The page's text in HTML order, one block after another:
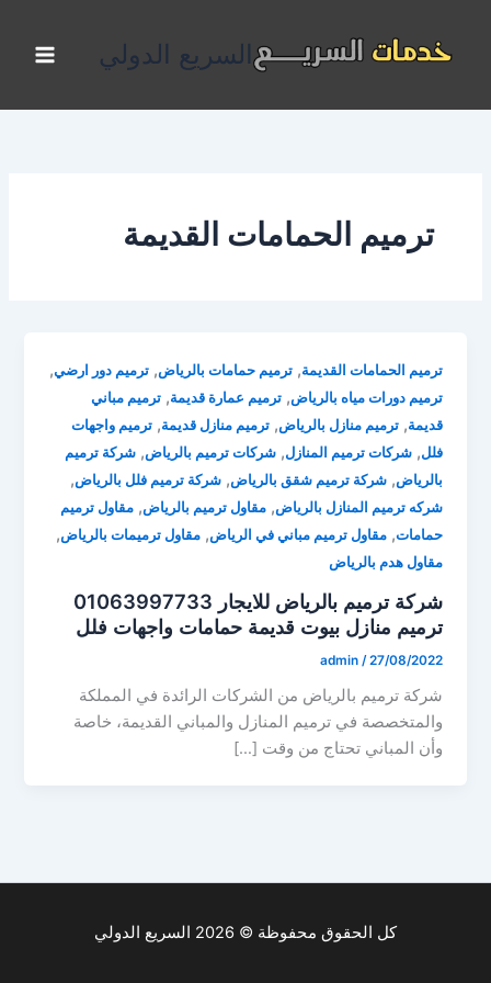
المحتوى
السريع الدولي
ترميم الحمامات القديمة
ترميم الحمامات القديمة,ترميم حمامات بالرياض,ترميم دور ارضي,
ترميم دورات مياه بالرياض,ترميم عمارة قديمة,ترميم مباني
قديمة,ترميم منازل بالرياض,ترميم منازل قديمة,ترميم واجهات
فلل,شركات ترميم المنازل,شركات ترميم بالرياض,شركة ترميم
بالرياض,شركة ترميم شقق بالرياض,شركة ترميم فلل بالرياض,
شركه ترميم المنازل بالرياض,مقاول ترميم بالرياض,مقاول ترميم
حمامات,مقاول ترميم مباني في الرياض,مقاول ترميمات بالرياض,
مقاول هدم بالرياض
شركة ترميم بالرياض للايجار 01063997733
ترميم منازل بيوت قديمة حمامات واجهات فلل
admin /27/08/2022
شركة ترميم بالرياض من الشركات الرائدة في المملكة
والمتخصصة في ترميم المنازل والمباني القديمة، خاصة
وأن المباني تحتاج من وقت […]
كل الحقوق محفوظة © 2026 السريع الدولي